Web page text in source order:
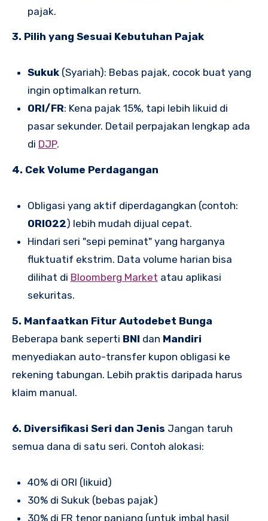
pajak.
3. Pilih yang Sesuai Kebutuhan Pajak
Sukuk(Syariah): Bebas pajak, cocok buat yang
ingin optimalkan return.
ORI/FR: Kena pajak 15%, tapi lebih likuid di
pasar sekunder. Detail perpajakan lengkap ada
di DJP.
4. Cek Volume Perdagangan
Obligasi yang aktif diperdagangkan (contoh:
ORI022) lebih mudah dijual cepat.
Hindari seri "sepi peminat" yang harganya
fluktuatif ekstrim. Data volume harian bisa
dilihat di Bloomberg Market atau aplikasi
sekuritas.
5. Manfaatkan Fitur Autodebet Bunga
Beberapa bank seperti BNI dan Mandiri
menyediakan auto-transfer kupon obligasi ke
rekening tabungan. Lebih praktis daripada harus
klaim manual.
6. Diversifikasi Seri dan Jenis Jangan taruh
semua dana di satu seri. Contoh alokasi:
40% di ORI (likuid)
30% di Sukuk (bebas pajak)
30% di FR tenor panjang (untuk imbal hasil